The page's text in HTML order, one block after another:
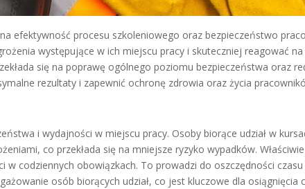
efektywność procesu szkoleniowego oraz bezpieczeństwo
występujące w ich miejscu pracy i skuteczniej reagować na
się na poprawę ogólnego poziomu bezpieczeństwa oraz
rezultaty i zapewnić ochronę zdrowia oraz życia
i wydajności w miejscu pracy. Osoby biorące udział w
co przekłada się na mniejsze ryzyko wypadków.
codziennych obowiązkach. To prowadzi do oszczędności
osób biorących udział, co jest kluczowe dla osiągnięcia